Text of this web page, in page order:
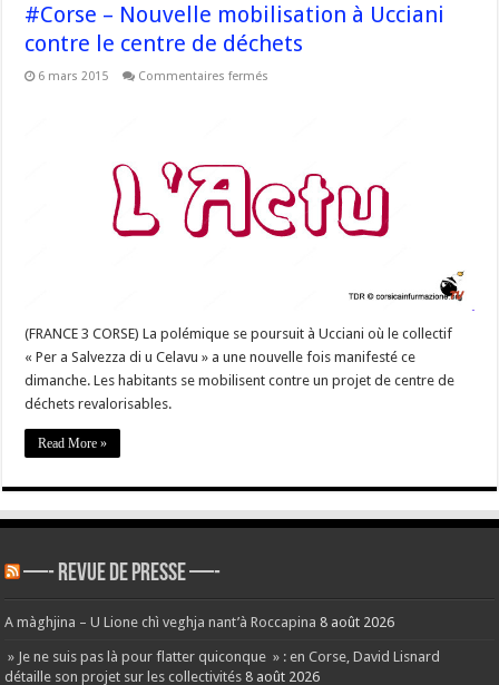
#Corse – Nouvelle mobilisation à Ucciani
contre le centre de déchets
6 mars 2015 Commentaires fermés
contre
le
centre
de
déchets
(FRANCE 3 CORSE) La polémique se poursuit à Ucciani où le collectif
« Per a Salvezza di u Celavu » a une nouvelle fois manifesté ce
dimanche. Les habitants se mobilisent contre un projet de centre de
déchets revalorisables.
Read More »
—- REVUE DE PRESSE —-
A màghjina – U Lione chì veghja nant’à Roccapina 8 août 2026
» Je ne suis pas là pour flatter quiconque » : en Corse, David Lisnard
détaille son projet sur les collectivités 8 août 2026